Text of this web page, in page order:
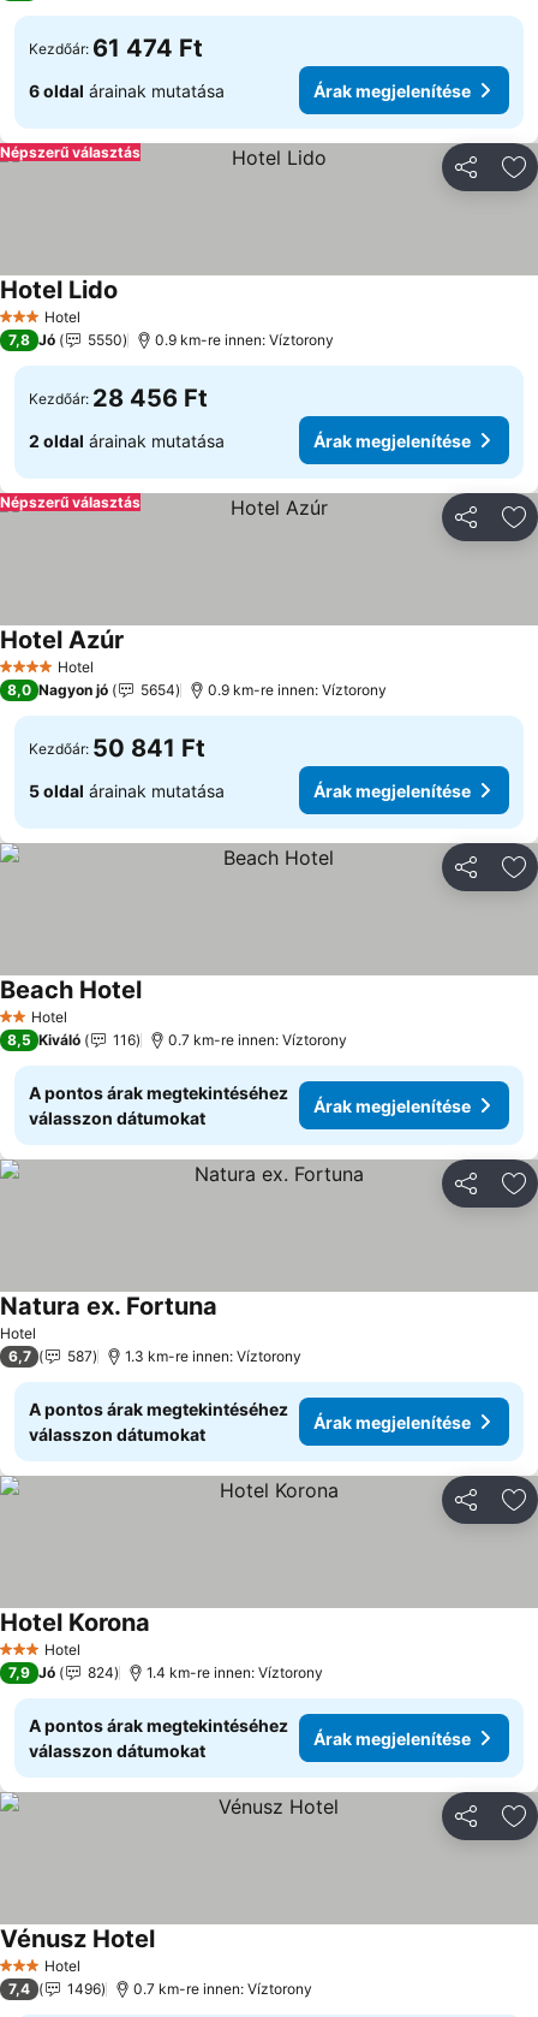
Kezdőár: 61 474 Ft
6 oldal árainak mutatása Árak megjelenítése
Népszerű választás
3 Kategória
Hotel
Hotel Lido
7,8 Jó 5550 0.9 km-re innen: Víztorony
Kezdőár: 28 456 Ft
2 oldal árainak mutatása Árak megjelenítése
Népszerű választás
4 KategóriaHotel
Hotel Azúr
8,0 Nagyon jó 5654 0.9 km-re innen: Víztorony
Kezdőár: 50 841 Ft
5 oldal árainak mutatása Árak megjelenítése
2 Kategória
Hotel
Beach HotelÁrak megjelenítése
8,5 Kiváló 116 0.7 km-re innen: Víztorony
A pontos árak megtekintéséhez
válasszon dátumokat
Árak megjelenítése
Hotel
Natura ex. Fortuna
6,7 587 1.3 km-re innen: Víztorony
A pontos árak megtekintéséhez
válasszon dátumokat
Árak megjelenítése
3 Kategória
Hotel
Hotel Korona
7,9 Jó 824 1.4 km-re innen: Víztorony
A pontos árak megtekintéséhez
válasszon dátumokat
Árak megjelenítése
3 Kategória
Hotel
Vénusz HotelÁrak megjelenítése
7,4 1496 0.7 km-re innen: Víztorony